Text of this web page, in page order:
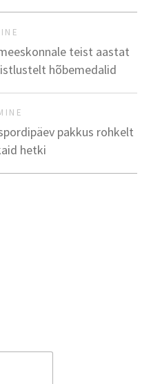
teist aastat
hõbemedalid
pakkus rohkelt
hetki